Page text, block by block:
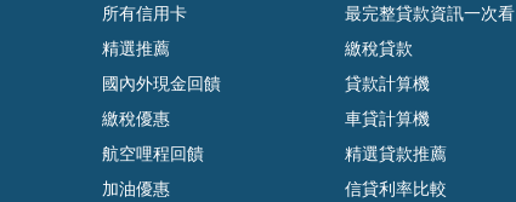
所有信用卡
精選推薦
國內外現金回饋
繳稅優惠
航空哩程回饋
加油優惠
最完整貸款資訊一次看
繳稅貸款
貸款計算機
車貸計算機
精選貸款推薦
信貸利率比較